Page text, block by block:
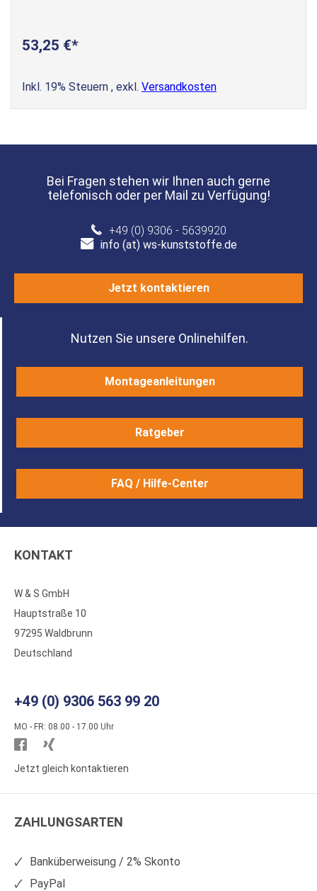
53,25 €
Inkl. 19% Steuern , exkl. Versandkosten
Bei Fragen stehen wir Ihnen auch gerne
telefonisch oder per Mail zu Verfügung!
+49 (0) 9306 - 5639920
info (at) ws-kunststoffe.de
Jetzt kontaktieren
Nutzen Sie unsere Onlinehilfen.
Montageanleitungen
Ratgeber
FAQ / Hilfe-Center
KONTAKT
W & S GmbH
Hauptstraße 10
97295 Waldbrunn
Deutschland
+49 (0) 9306 563 99 20
MO - FR: 08.00 - 17.00 Uhr
Besuchen
Sie
auf
Sie
auf
Jetzt gleich kontaktieren
ZAHLUNGSARTEN
Banküberweisung / 2% Skonto
PayPal